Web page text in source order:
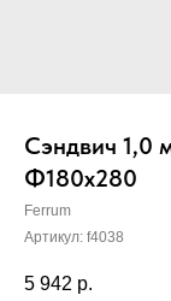
Сэндвич 1,0
Ф180х280
Ferrum
Артикул: f4038
5 942 р.